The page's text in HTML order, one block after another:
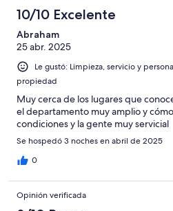
10/10 Excelente
Abraham
25 abr. 2025
Le gustó: Limpieza, servicio y
propiedad
Muy cerca de los lugares que
el departamento muy amplio y
condiciones y la gente muy servicial
Se hospedó 3 noches en abril de 2025
0
Opinión verificada